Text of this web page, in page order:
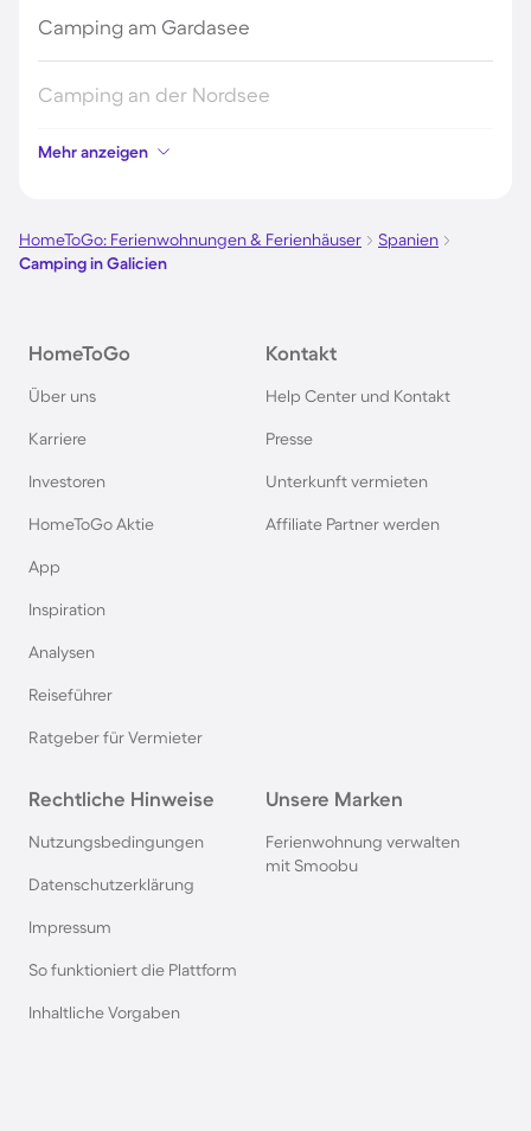
Camping am Gardasee
Camping an der Nordsee
Camping in Kroatien
Camping auf Fehmarn
Camping im Harz
Camping auf Usedom
Camping in Schweden
Camping in Holland
Camping in Bibione
Camping in Deutschland
Mehr anzeigen
HomeToGo: Ferienwohnungen & Ferienhäuser
Spanien
Camping in Galicien
HomeToGo
Über uns
Karriere
Investoren
HomeToGo Aktie
App
Inspiration
Analysen
Reiseführer
Ratgeber für Vermieter
Kontakt
Help Center und Kontakt
Presse
Unterkunft vermieten
Affiliate Partner werden
Rechtliche Hinweise
Nutzungsbedingungen
Datenschutzerklärung
Impressum
So funktioniert die Plattform
Inhaltliche Vorgaben
Unsere Marken
Ferienwohnung verwalten
mit Smoobu